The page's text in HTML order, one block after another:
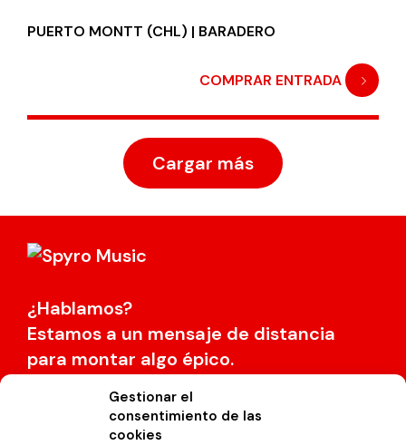
Gestionar el
consentimiento de las
cookies
PUERTO MONTT (CHL) | BARADERO
COMPRAR ENTRADA
Cargar más
¿Hablamos?
Estamos a un mensaje de distancia
para montar algo épico.
info@spyromusic.com